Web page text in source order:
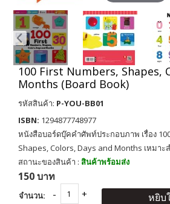
100 First Numbers, Shapes,
Months (Board Book)
รหัสสินค้า: P-YOU-BB01
ISBN: 1294877748977
หนังสือบอร์ดบุ๊คคำศัพท์ประกอบภาพ เรื่อง
Shapes, Colors, Days and Months เหมาะ
สถานะของสินค้า : สินค้าพร้อมส่ง
150 บาท
จำนวน: หยิบ